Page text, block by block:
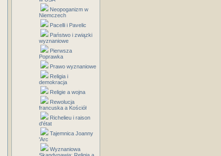
Neopoganizm w
Niemczech
Pacelli i Pavelic
Państwo i związki
wyznaniowe
Pierwsza
Poprawka
Prawo wyznaniowe
Religia i
demokracja
Religie a wojna
Rewolucja
francuska a Kościół
Richelieu i raison
d'état
Tajemnica Joanny
'Arc
Wyznaniowa